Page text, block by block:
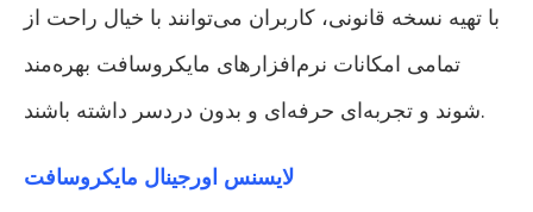
با تهیه نسخه قانونی، کاربران می‌توانند با خیال راحت از
تمامی امکانات نرم‌افزارهای مایکروسافت بهره‌مند
شوند و تجربه‌ای حرفه‌ای و بدون دردسر داشته باشند.
لایسنس اورجینال مایکروسافت